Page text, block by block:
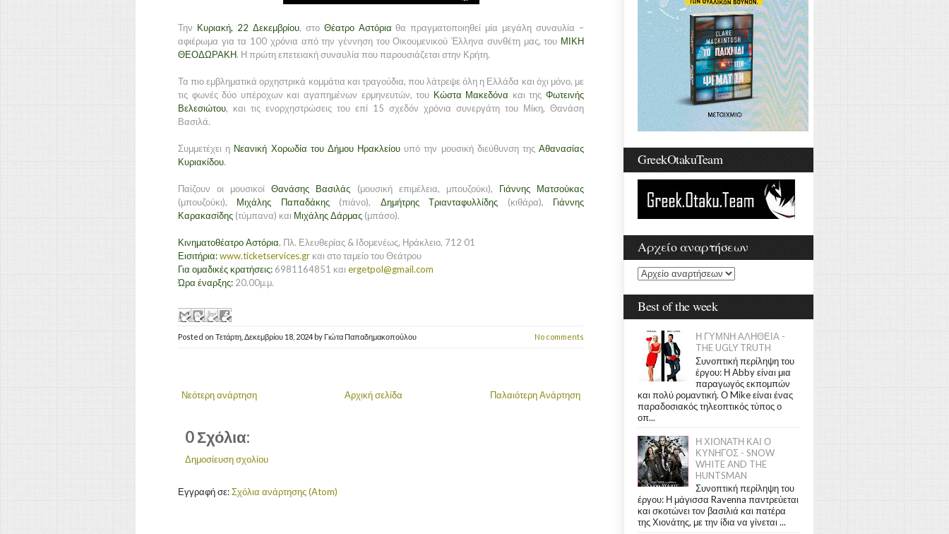
Την Κυριακή, 22 Δεκεμβρίου, στο Θέατρο Αστόρια θα πραγματοποιηθεί μία μεγάλη συναυλία –
αφιέρωμα για τα 100 χρόνια από την γέννηση του Οικουμενικού Έλληνα συνθέτη μας, του ΜΙΚΗ
ΘΕΟΔΩΡΑΚΗ. Η πρώτη επετειακή συναυλία που παρουσιάζεται στην Κρήτη.
Τα πιο εμβληματικά ορχηστρικά κομμάτια και τραγούδια, που λάτρεψε όλη η Ελλάδα και όχι μόνο, με
τις φωνές δύο υπέροχων και αγαπημένων ερμηνευτών, του Κώστα Μακεδόνα και τηςΦωτεινής
Βελεσιώτου, και τις ενορχηστρώσεις του επί 15 σχεδόν χρόνια συνεργάτη του Μίκη, Θανάση
Βασιλά.
Συμμετέχει η Νεανική Χορωδία του Δήμου Ηρακλείου υπό την μουσική διεύθυνση τηςΑθανασίας
Κυριακίδου.
Παίζουν οι μουσικοίΘανάσης Βασιλάς (μουσική επιμέλεια, μπουζούκι), Γιάννης Ματσούκας
(μπουζούκι), Μιχάλης Παπαδάκης(πιάνο), Δημήτρης Τριανταφυλλίδης (κιθάρα), Γιάννης
Καρακασίδης (τύμπανα) και Μιχάλης Δάρμας (μπάσο).
Κινηματοθέατρο Αστόρια, Πλ. Ελευθερίας & Ιδομενέως, Ηράκλειο, 712 01
Εισιτήρια:www.ticketservices.gr και στο ταμείο του Θεάτρου
Για ομαδικές κρατήσεις: 6981164851 και ergetpol@gmail.com
Ώρα έναρξης: 20.00μ.μ.
Posted on Τετάρτη, Δεκεμβρίου 18, 2024 by Γιώτα Παπαδημακοπούλου No comments
Νεότερη ανάρτηση Παλαιότερη Ανάρτηση
Αρχική σελίδα
0 Σχόλια:
Δημοσίευση σχολίου
Εγγραφή σε:Σχόλια ανάρτησης (Atom)
GreekOtakuTeam
Αρχείο αναρτήσεων
Best of the week
Η ΓΥΜΝΗ ΑΛΗΘΕΙΑ -
THE UGLY TRUTH
Συνοπτική περίληψη του
έργου: Η Abby είναι μια
παραγωγός εκπομπών
και πολύ ρομαντική. Ο Mike είναι ένας
παραδοσιακός τηλεοπτικός τύπος ο
οπ...
Η ΧΙΟΝΑΤΗ ΚΑΙ Ο
ΚΥΝΗΓΟΣ - SNOW
WHITE AND THE
HUNTSMAN
Συνοπτική περίληψη του
έργου: Η μάγισσα Ravenna παντρεύεται
και σκοτώνει τον βασιλιά και πατέρα
της Χιονάτης, με την ίδια να γίνεται ...